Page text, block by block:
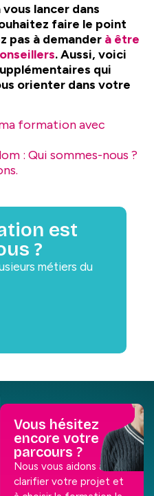
lancer dans
faire le point
pas à demander à être
. Aussi, voici
qui
orienter dans votre
formation avec
: Qui sommes-nous ?
est
?
métiers du
Vous hésitez
encore votre
parcours ?
Nous vous aidons à
clarifier votre projet et